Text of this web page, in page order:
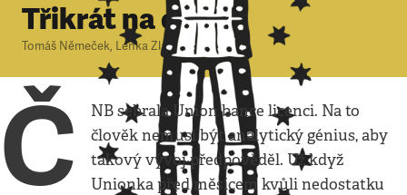
Třikrát na okraj
Tomáš Němeček, Lenka Zlámalová
Č
NB sebrala Union bance licenci. Na to
člověk nemusí být analytický génius, aby
takový vývoj předpověděl. Už když
Unionka před měsícem kvůli nedostatku